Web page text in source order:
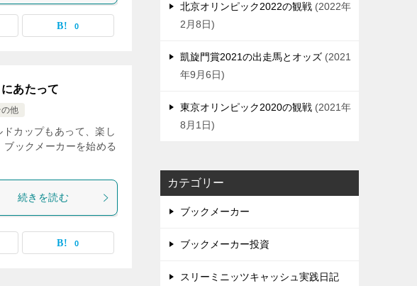
0
あたって
の他
カップもあって、楽し
ックメーカーを始める
続きを読む
0
北京オリンピック2022の観戦
2022年
2月8日
凱旋門賞2021の出走馬とオッズ
2021
年9月6日
東京オリンピック2020の観戦
2021年
8月1日
カテゴリー
ブックメーカー
ブックメーカー投資
スリーミニッツキャッシュ実践日記